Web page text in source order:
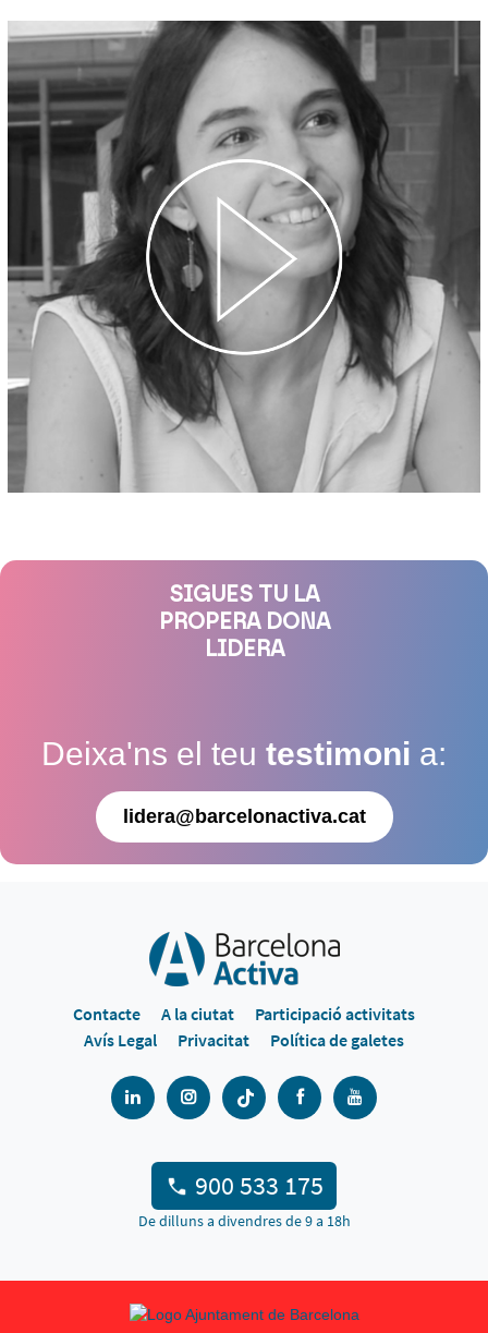
SIGUES TU LA
PROPERA DONA
LIDERA
Deixa'ns el teu testimoni a:
lidera@barcelonactiva.cat
Contacte A la ciutat
Participació activitats
Avís Legal
Privacitat Política de galetes
900 533 175
De dilluns a divendres de 9 a 18h